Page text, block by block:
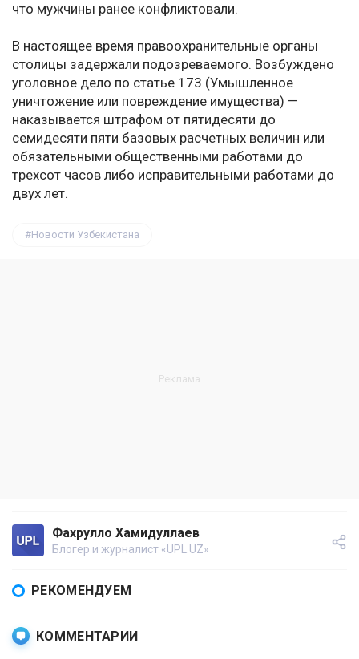
что мужчины ранее конфликтовали.
В настоящее время правоохранительные органы
столицы задержали подозреваемого. Возбуждено
уголовное дело по статье 173 (Умышленное
уничтожение или повреждение имущества) —
наказывается штрафом от пятидесяти до
семидесяти пяти базовых расчетных величин или
обязательными общественными работами до
трехсот часов либо исправительными работами до
двух лет.
Новости Узбекистана
Фахрулло Хамидуллаев
Блогер и журналист «UPL.UZ»
РЕКОМЕНДУЕМ
КОММЕНТАРИИ